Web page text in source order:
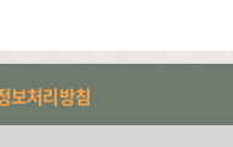
보처리방침